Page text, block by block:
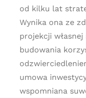
od kilku lat
Wynika ona ze
projekcji własnej
budowania
umowa
wspomniana